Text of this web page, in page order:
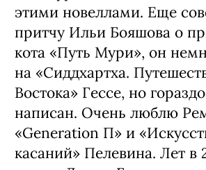
Очень хочу сыграть
дровну — может, не в
Ка­рамазовых», а хотя бы
который был бы похож на
внутренне.
Какие книги помогут в
минуту?